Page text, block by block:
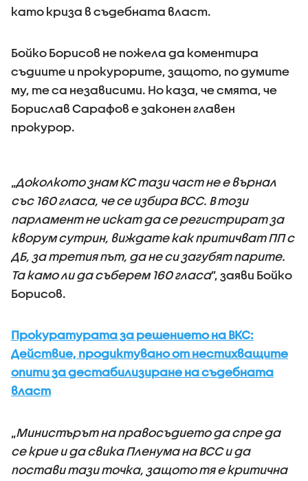
като криза в съдебната власт.
Бойко Борисов не пожела да коментира
съдиите и прокурорите, защото, по думите
му, те са независими. Но каза, че смята, че
Борислав Сарафов е законен главен
прокурор.
„Доколкото знам КС тази част не е върнал
със 160 гласа, че се избира ВСС. В този
парламент не искат да се регистрират за
кворум сутрин, виждате как притичват ПП с
ДБ, за третия път, да не си загубят парите.
Та камо ли да съберем 160 гласа”, заяви Бойко
Борисов.
Прокуратурата за решението на ВКС:
Действие, продиктувано от нестихващите
опити за дестабилизиране на съдебната
власт
„Министърът на правосъдието да спре да
се крие и да свика Пленума на ВСС и да
постави тази точка, защото тя е критична